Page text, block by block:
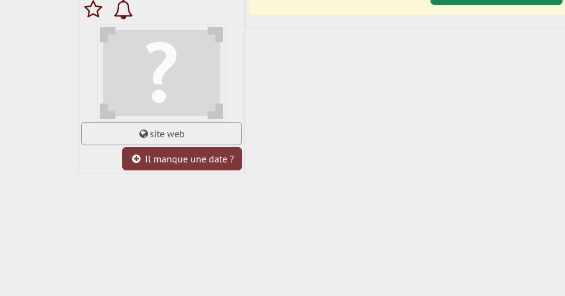
site web
Il manque une date ?